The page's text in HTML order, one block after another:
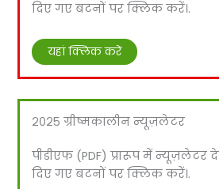
दिए गए बटनों पर क्लिक करें।.
यहां क्लिक करें
२०२५ ग्रीष्मकालीन न्यूज़लेटर
पीडीएफ (PDF) प्रारूप में
दिए गए बटनों पर क्लिक करें।.